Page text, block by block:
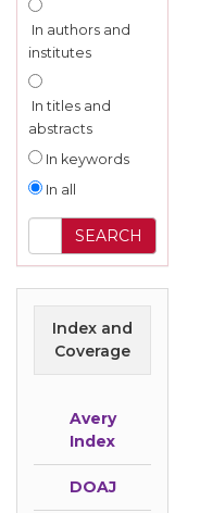
In authors and
institutes
In titles and
abstracts
In keywords
In all
Index and
Coverage
Avery
Index
DOAJ